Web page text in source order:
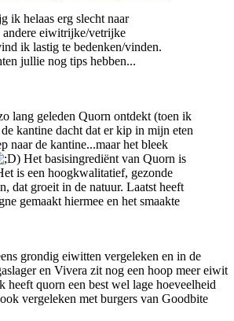
ik helaas erg slecht naar
andere eiwitrijke/vetrijke
ik lastig te bedenken/vinden.
jullie nog tips hebben...
lang geleden Quorn ontdekt (toen ik
kantine dacht dat er kip in mijn eten
naar de kantine...maar het bleek
) Het basisingrediënt van Quorn is
is een hoogkwalitatief, gezonde
dat groeit in de natuur. Laatst heeft
gemaakt hiermee en het smaakte
grondig eiwitten vergeleken en in de
en Vivera zit nog een hoop meer eiwit
quorn een best wel lage hoeveelheid
vergeleken met burgers van Goodbite